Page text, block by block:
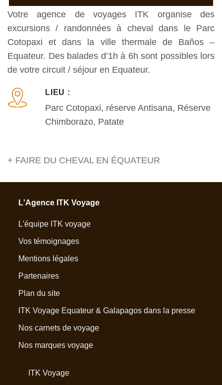
Votre agence de voyages ITK organise des
excursions / randonnées à cheval dans le Parc
Cotopaxi et dans la ville thermale de Baños –
Equateur. Des balades d’1h à 6h sont possibles lors
de votre circuit / séjour en Equateur.
LIEU :
Parc Cotopaxi, réserve Antisana, Réserve
Chimborazo, Patate
+ FAIRE DU CHEVAL EN ÉQUATEUR
L'Agence ITK Voyage
L'équipe ITK voyage
Vos témoignages
Mentions légales
Partenaires
Plan du site
ITK Voyage Equateur & Galapagos dans la presse
Nos carnets de voyage
Nos marques voyage
ITK Voyage